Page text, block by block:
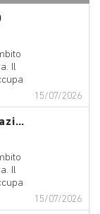
Il
15/07/2026
Ingegnere specialista Cantierizzazione e Sicurezza 100% (m/f)
Il
15/07/2026